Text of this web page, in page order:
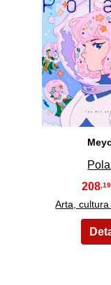
208,19
Arta,